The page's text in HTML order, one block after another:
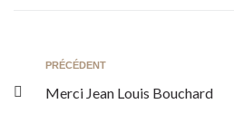
PRÉCÉDENT
Merci Jean Louis Bouchard